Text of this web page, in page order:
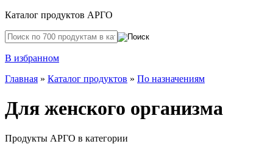
Каталог продуктов АРГО
В избранном
Главная » Каталог продуктов » По назначениям
Для женского организма
Продукты АРГО в категории